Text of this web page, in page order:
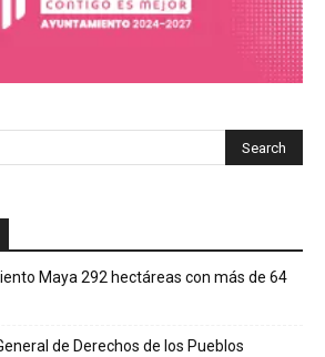
Maya 292 hectáreas con más de 64
de Derechos de los Pueblos